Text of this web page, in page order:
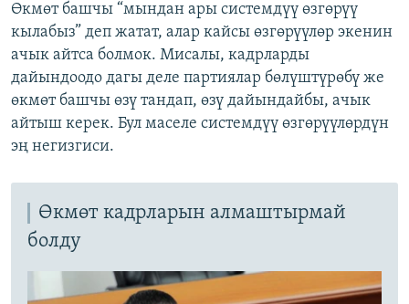
Өкмөт башчы “мындан ары системдүү өзгөрүү
кылабыз” деп жатат, алар кайсы өзгөрүүлөр экенин
ачык айтса болмок. Мисалы, кадрларды
дайындоодо дагы деле партиялар бөлүштүрөбү же
өкмөт башчы өзү тандап, өзү дайындайбы, ачык
айтыш керек. Бул маселе системдүү өзгөрүүлөрдүн
эң негизгиси.
Өкмөт кадрларын алмаштырмай
болду